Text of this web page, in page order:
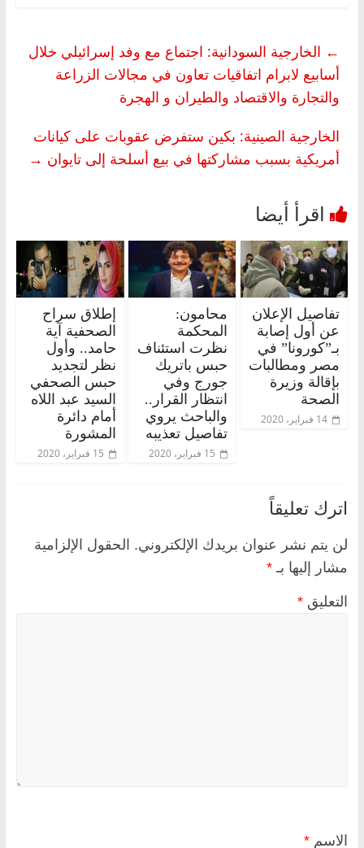
← الخارجية السودانية: اجتماع مع وفد إسرائيلي خلال
أسابيع لابرام اتفاقيات تعاون في مجالات الزراعة
والتجارة والاقتصاد والطيران و الهجرة
الخارجية الصينية: بكين ستفرض عقوبات على كيانات
أمريكية بسبب مشاركتها في بيع أسلحة إلى تايوان →
تفاصيل الإعلان
عن أول إصابة
بـ”كورونا” في
مصر ومطالبات
بإقالة وزيرة
الصحة
14 فبراير، 2020
محامون:
المحكمة
نظرت استئناف
حبس باتريك
جورج وفي
انتظار القرار..
والباحث يروي
تفاصيل تعذيبه
15 فبراير، 2020
إطلاق سراح
الصحفية آية
حامد.. وأول
نظر لتجديد
حبس الصحفي
السيد عبد اللاه
أمام دائرة
المشورة
15 فبراير، 2020
اترك تعليقاً
لن يتم نشر عنوان بريدك الإلكتروني. الحقول الإلزامية
مشار إليها بـ *
التعليق *
الاسم *